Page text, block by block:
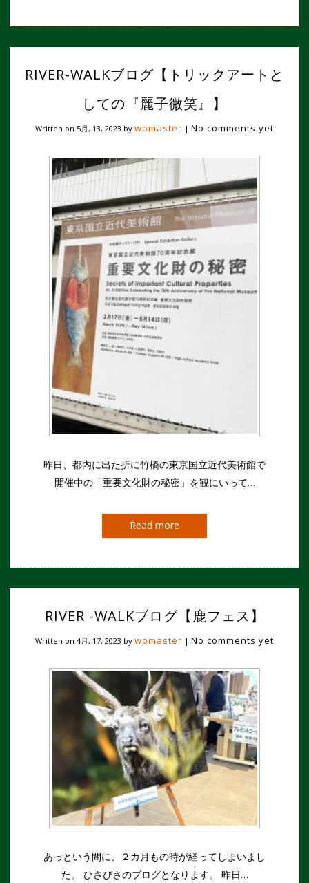
RIVER-WALKブログ【トリックアートと
しての『麗子微笑』】
Written on 5月, 13, 2023 by wpmaster | No comments yet
昨日、都内に出た折に竹橋の東京国立近代美術館で
開催中の「重要文化財の秘密」を観にいって…
Read more
RIVER -WALKブログ【鹿フェス】
Written on 4月, 17, 2023 by wpmaster | No comments yet
あっという間に、２カ月もの時が経ってしまいまし
た。 ひさびさのブログとなります。 昨日…